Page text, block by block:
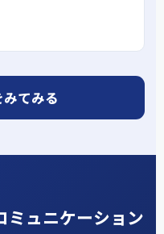
てみる
ミュニケーション